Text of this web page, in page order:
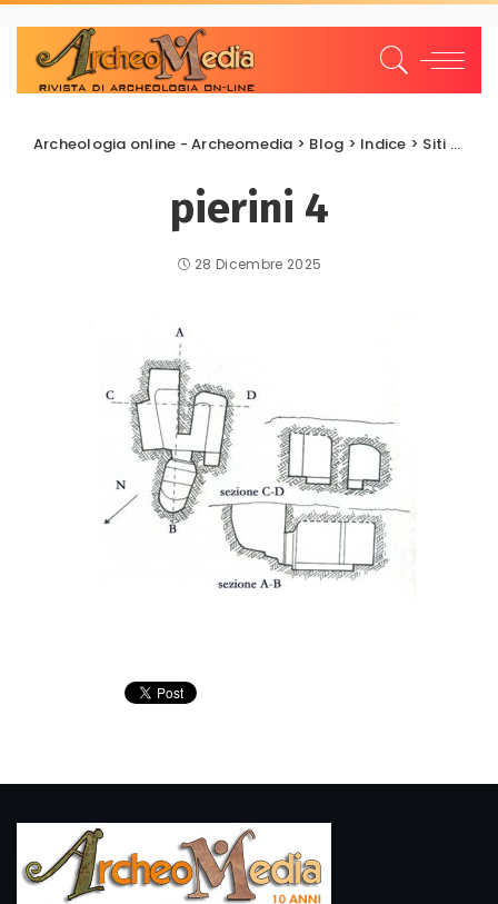
Archeologia online - Archeomedia > Blog > Indice > Siti archeologici
pierini 4
28 Dicembre 2025